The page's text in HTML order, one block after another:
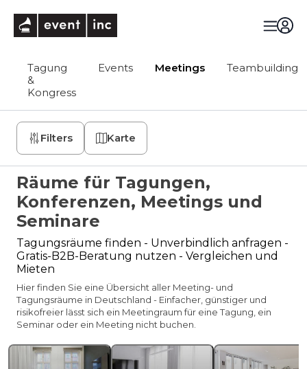
Tagung
&
Kongress
Events Meetings Teambuilding
Filters Karte
Räume für Tagungen,
Konferenzen, Meetings und
Seminare
Tagungsräume finden - Unverbindlich anfragen -
Gratis-B2B-Beratung nutzen - Vergleichen und
Mieten
Hier finden Sie eine Übersicht aller Meeting- und
Tagungsräume in Deutschland - Einfacher, günstiger und
risikofreier lässt sich ein Meetingraum für eine Tagung, ein
Seminar oder ein Meeting nicht buchen.